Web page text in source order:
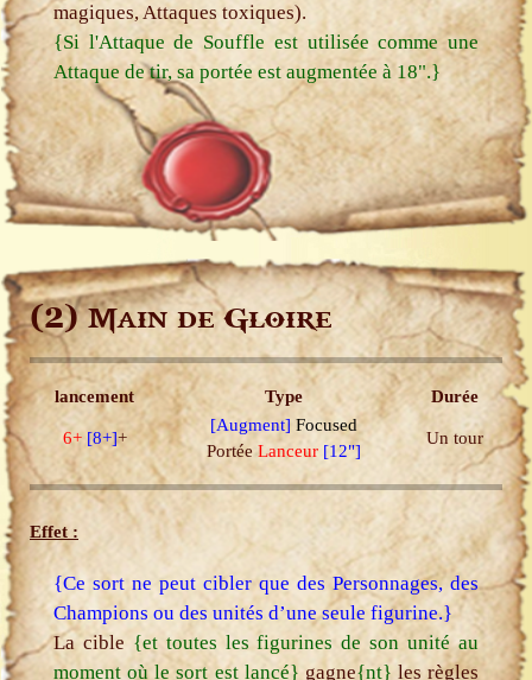
magiques, Attaques toxiques).
{Si l'Attaque de Souffle est utilisée comme une
Attaque de tir, sa portée est augmentée à 18".}
(2)Main de Gloire
lancement Type Durée
6+ [8+]+
[Augment] Focused
PortéeLanceur [12"]
Un tour
Effet :
{Ce sort ne peut cibler que des Personnages, des
Champions ou des unités d’une seule figurine.}
La cible {et toutes les figurines de son unité au
moment où le sort est lancé} gagne{nt} les règles